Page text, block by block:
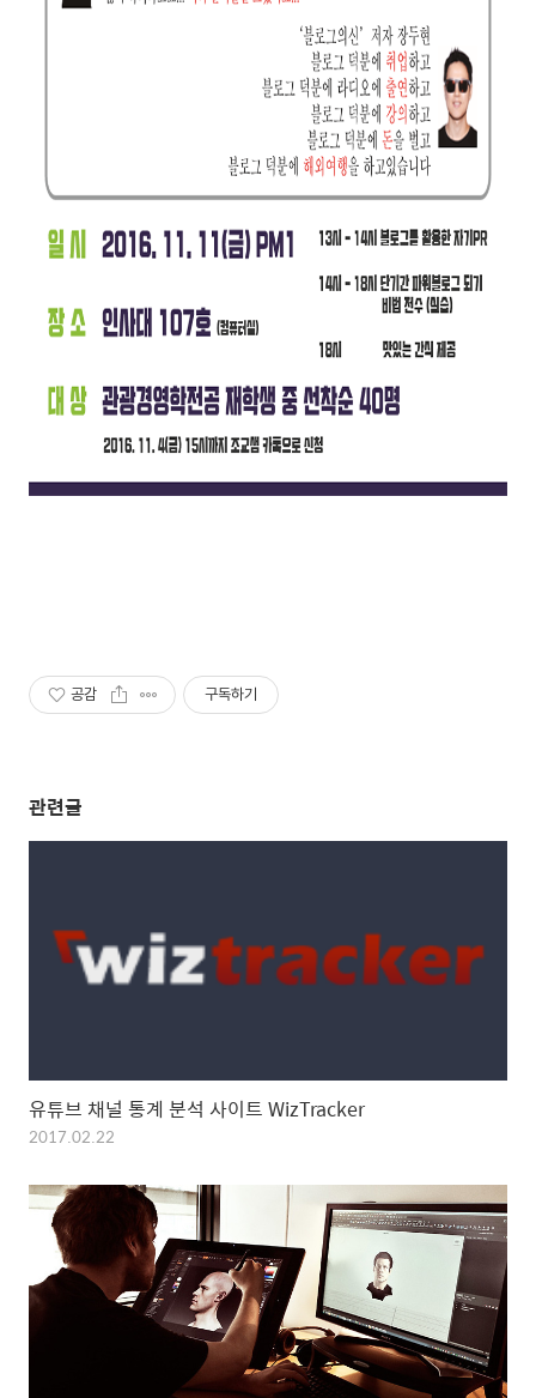
공감 구독하기
관련글
유튜브 채널 통계 분석 사이트 WizTracker
2017.02.22